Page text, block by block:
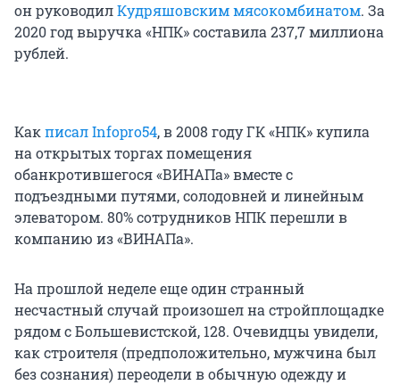
он руководилКудряшовским мясокомбинатом. За
2020 год выручка «НПК» составила 237,7 миллиона
рублей.
Какписал Infopro54, в 2008 году ГК «НПК» купила
на открытых торгах помещения
обанкротившегося «ВИНАПа» вместе с
подъездными путями, солодовней и линейным
элеватором. 80% сотрудников НПК перешли в
компанию из «ВИНАПа».
На прошлой неделе еще один странный
несчастный случай произошел на стройплощадке
рядом с Большевистской, 128. Очевидцы увидели,
как строителя (предположительно, мужчина был
без сознания) переодели в обычную одежду и